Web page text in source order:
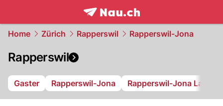
frontpage.NAU.ch
Home Zürich Rapperswil Rapperswil-Jona
Rapperswil
Gaster Rapperswil-Jona Rapperswil-Jona Lakers